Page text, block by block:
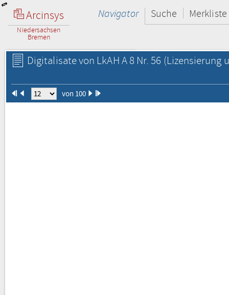
Arcinsys
Niedersachsen
Bremen
Navigator Suche Merkliste
Digitalisate von LkAH A 8 Nr. 56 (Lizensierung
von 100